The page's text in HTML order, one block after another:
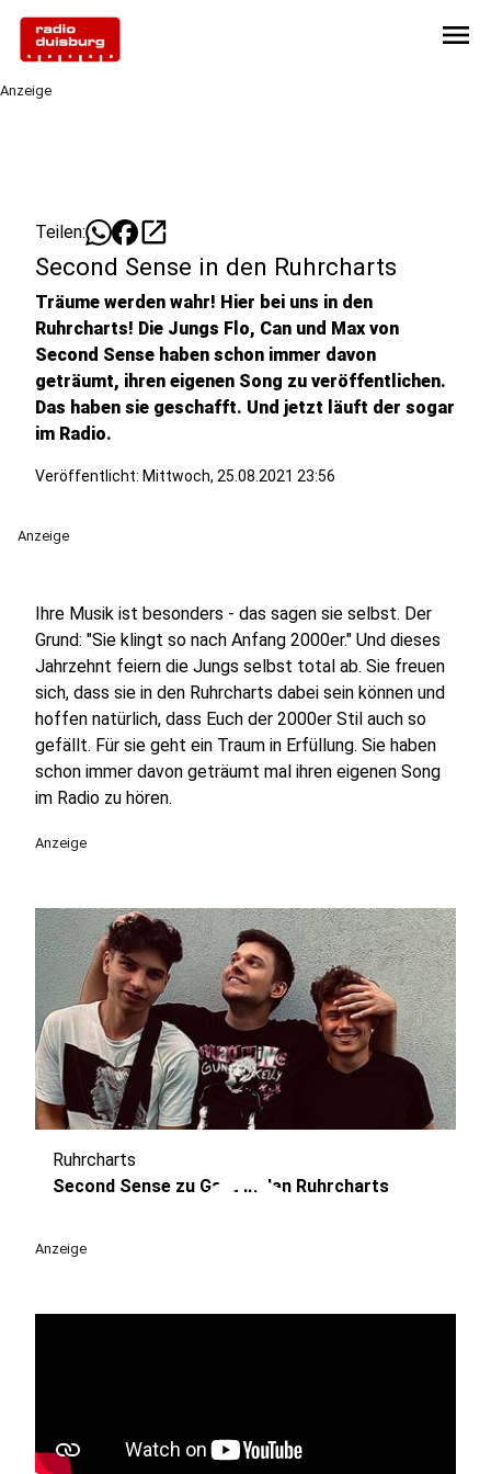
menu
Anzeige
Teilen: open_in_new
Second Sense in den Ruhrcharts
Träume werden wahr! Hier bei uns in den
Ruhrcharts! Die Jungs Flo, Can und Max von
Second Sense haben schon immer davon
geträumt, ihren eigenen Song zu veröffentlichen.
Das haben sie geschafft. Und jetzt läuft der sogar
im Radio.
Veröffentlicht: Mittwoch, 25.08.2021 23:56
Anzeige
Ihre Musik ist besonders - das sagen sie selbst. Der
Grund: "Sie klingt so nach Anfang 2000er." Und dieses
Jahrzehnt feiern die Jungs selbst total ab. Sie freuen
sich, dass sie in den Ruhrcharts dabei sein können und
hoffen natürlich, dass Euch der 2000er Stil auch so
gefällt. Für sie geht ein Traum in Erfüllung. Sie haben
schon immer davon geträumt mal ihren eigenen Song
im Radio zu hören.
Anzeige
play_circle
Ruhrcharts
Second Sense zu Gast in den Ruhrcharts
Anzeige